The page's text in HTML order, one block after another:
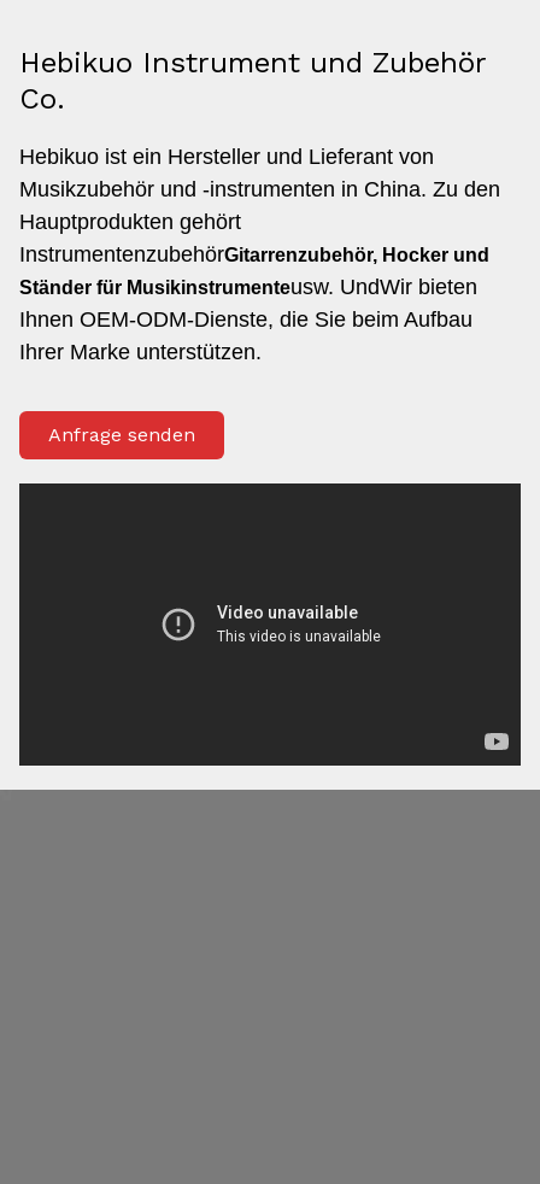
Hebikuo Instrument und Zubehör
Co.
Hebikuo ist ein Hersteller und Lieferant von
Musikzubehör und -instrumenten in China. Zu den
Hauptprodukten gehört
InstrumentenzubehörGitarrenzubehör, Hocker und
Ständer für Musikinstrumenteusw. UndWir bieten
Ihnen OEM-ODM-Dienste, die Sie beim Aufbau
Ihrer Marke unterstützen.
Anfrage senden